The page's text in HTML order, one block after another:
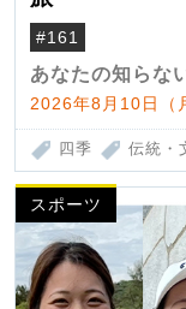
#161
あなたの知らな
2026年8月10日（
四季 伝統・
スポーツ